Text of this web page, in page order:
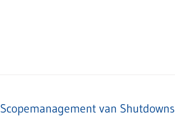
Scopemanagement van Shutdowns